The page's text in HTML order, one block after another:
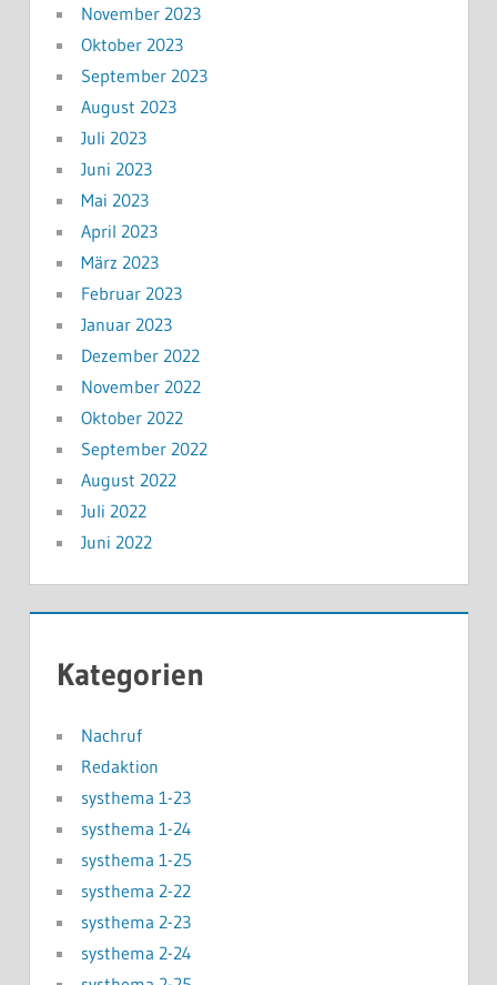
November 2023
Oktober 2023
September 2023
August 2023
Juli 2023
Juni 2023
Mai 2023
April 2023
März 2023
Februar 2023
Januar 2023
Dezember 2022
November 2022
Oktober 2022
September 2022
August 2022
Juli 2022
Juni 2022
Kategorien
Nachruf
Redaktion
systhema 1-23
systhema 1-24
systhema 1-25
systhema 2-22
systhema 2-23
systhema 2-24